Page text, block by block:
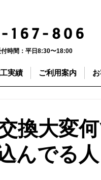
167-806
時間： 平日8:30〜18:00
実績 ご利用案内
換大変
んでる